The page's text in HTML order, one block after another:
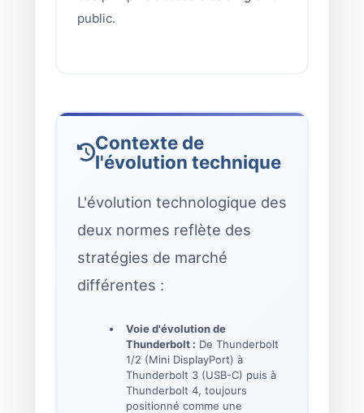
public.
Contexte de
l'évolution technique
L'évolution technologique des
deux normes reflète des
stratégies de marché
différentes :
Voie d'évolution de
Thunderbolt : De Thunderbolt
1/2 (Mini DisplayPort) à
Thunderbolt 3 (USB-C) puis à
Thunderbolt 4, toujours
positionné comme une